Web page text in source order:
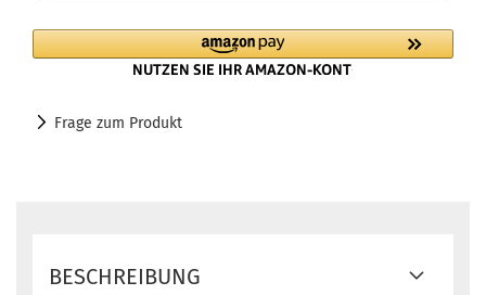
Frage zum Produkt
BESCHREIBUNG